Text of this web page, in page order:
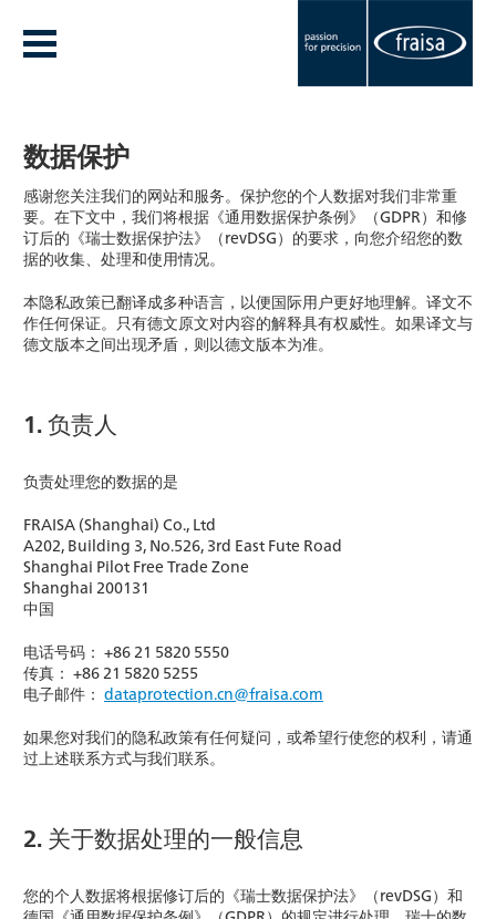
数据保护
感谢您关注我们的网站和服务。保护您的个人数据对我们非常重
要。在下文中，我们将根据《通用数据保护条例》（GDPR）和修
订后的《瑞士数据保护法》（revDSG）的要求，向您介绍您的数
据的收集、处理和使用情况。
本隐私政策已翻译成多种语言，以便国际用户更好地理解。译文不
作任何保证。只有德文原文对内容的解释具有权威性。如果译文与
德文版本之间出现矛盾，则以德文版本为准。
1. 负责人
负责处理您的数据的是
FRAISA (Shanghai) Co., Ltd
A202, Building 3, No.526, 3rd East Fute Road
Shanghai Pilot Free Trade Zone
Shanghai 200131
中国
电话号码： +86 21 5820 5550
传真： +86 21 5820 5255
电子邮件： dataprotection.cn@fraisa.com
如果您对我们的隐私政策有任何疑问，或希望行使您的权利，请通
过上述联系方式与我们联系。
2. 关于数据处理的一般信息
您的个人数据将根据修订后的《瑞士数据保护法》（revDSG）和